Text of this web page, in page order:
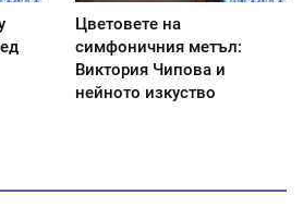
Цветовете на
симфоничния метъл:
Виктория Чипова и
нейното изкуство